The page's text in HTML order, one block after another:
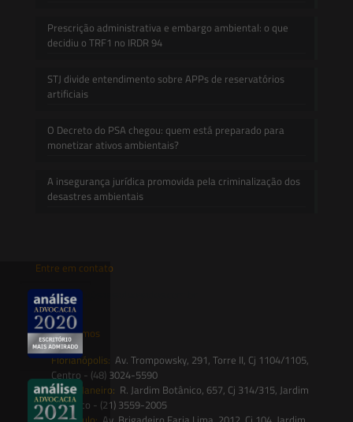
Prescrição administrativa e embargo ambiental: o que
decidiu o TRF1 no IRDR 94
STJ divide entendimento sobre APPs de reservatórios
artificiais
O Decreto do PSA chegou: quem está preparado para
monetizar ativos ambientais?
A insegurança jurídica promovida pela criminalização dos
desastres ambientais
Entre em contato
contato@saesadvogados.com.br
Onde estamos
Florianópolis: Av. Trompowsky, 291, Torre II, Cj 1104/1105,
Centro - (48) 3024-5590
Rio de Janeiro: R. Jardim Botânico, 657, Cj 314/315, Jardim
Botânico - (21) 3559-2005